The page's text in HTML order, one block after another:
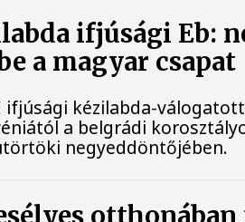
ifjúsági Eb:
a magyar csapat
ifjúsági kézilabda-
a belgrádi
negyeddöntőjében.